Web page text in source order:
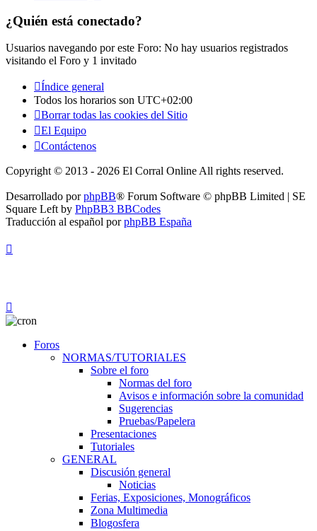
¿Quién está conectado?
Usuarios navegando por este Foro: No hay usuarios registrados
visitando el Foro y 1 invitado
Índice general
Todos los horarios son UTC+02:00
Borrar todas las cookies del Sitio
El Equipo
Contáctenos
Copyright © 2013 - 2026 El Corral Online All rights reserved.
Desarrollado porphpBB® Forum Software © phpBB Limited | SE
Square Left by PhpBB3 BBCodes
Traducción al español porphpBB España
Foros
NORMAS/TUTORIALES
Sobre el foro
Normas del foro
Avisos e información sobre la comunidad
Sugerencias
Pruebas/Papelera
Presentaciones
Tutoriales
GENERAL
Discusión general
Noticias
Ferias, Exposiciones, Monográficos
Zona Multimedia
Blogosfera